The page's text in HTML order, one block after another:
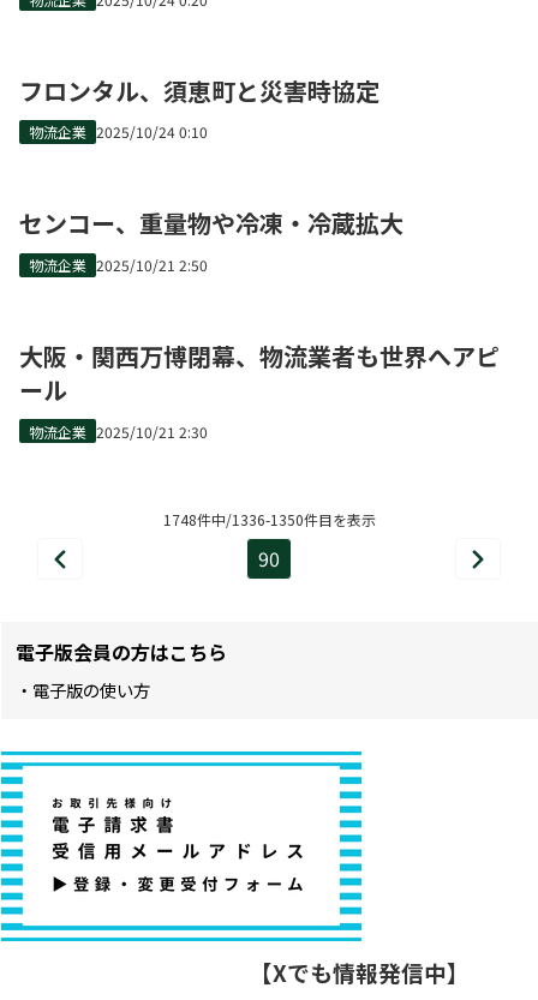
1748件中/1336-1350件目を表示
前
90
ペ
次
フロンタル、須恵町と災害時協定
物流企業 2025/10/24 0:10
センコー、重量物や冷凍・冷蔵拡大
物流企業 2025/10/21 2:50
大阪・関西万博閉幕、物流業者も世界へアピ
ール
物流企業 2025/10/21 2:30
電子版会員の方はこちら
・電子版の使い方
【Xでも情報発信中】